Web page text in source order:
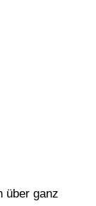
über ganz